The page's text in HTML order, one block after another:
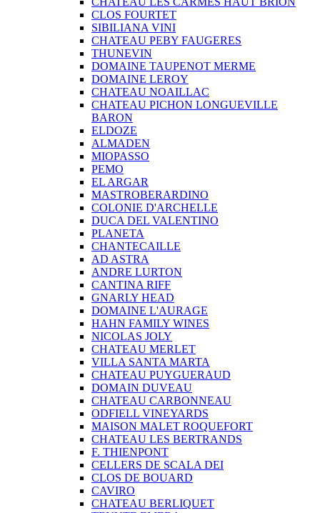
CLOS FOURTET
SIBILIANA VINI
CHATEAU PEBY FAUGERES
THUNEVIN
DOMAINE TAUPENOT MERME
DOMAINE LEROY
CHATEAU NOAILLAC
CHATEAU PICHON LONGUEVILLE
BARON
ELDOZE
ALMADEN
MIOPASSO
PEMO
EL ARGAR
MASTROBERARDINO
COLONIE D'ARCHELLE
DUCA DEL VALENTINO
PLANETA
CHANTECAILLE
AD ASTRA
ANDRE LURTON
CANTINA RIFF
GNARLY HEAD
DOMAINE L'AURAGE
HAHN FAMILY WINES
NICOLAS JOLY
CHATEAU MERLET
VILLA SANTA MARTA
CHATEAU PUYGUERAUD
DOMAIN DUVEAU
CHATEAU CARBONNEAU
ODFIELL VINEYARDS
MAISON MALET ROQUEFORT
CHATEAU LES BERTRANDS
F. THIENPONT
CELLERS DE SCALA DEI
CLOS DE BOUARD
CAVIRO
CHATEAU BERLIQUET